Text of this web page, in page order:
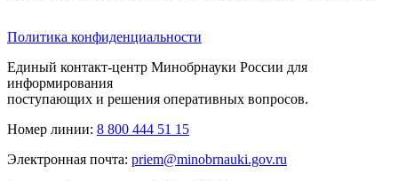
Политика конфиденциальности
Единый контакт-центр Минобрнауки России для
информирования
поступающих и решения оперативных вопросов.
Номер линии: 8 800 444 51 15
Электронная почта: priem@minobrnauki.gov.ru